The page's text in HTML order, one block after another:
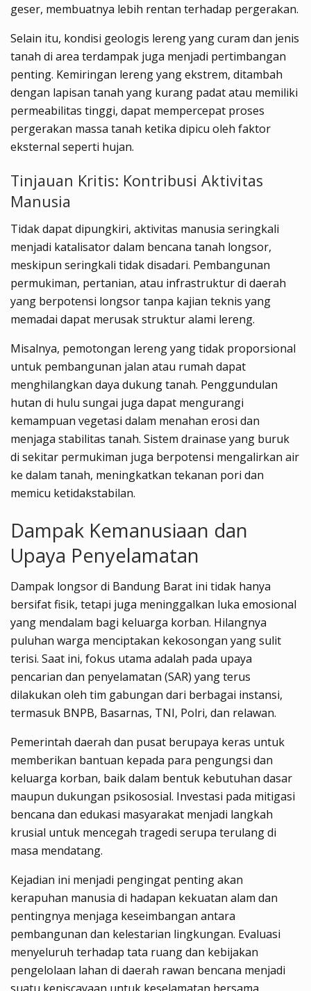
geser, membuatnya lebih rentan terhadap pergerakan.
Selain itu, kondisi geologis lereng yang curam dan jenis
tanah di area terdampak juga menjadi pertimbangan
penting. Kemiringan lereng yang ekstrem, ditambah
dengan lapisan tanah yang kurang padat atau memiliki
permeabilitas tinggi, dapat mempercepat proses
pergerakan massa tanah ketika dipicu oleh faktor
eksternal seperti hujan.
Tinjauan Kritis: Kontribusi Aktivitas
Manusia
Tidak dapat dipungkiri, aktivitas manusia seringkali
menjadi katalisator dalam bencana tanah longsor,
meskipun seringkali tidak disadari. Pembangunan
permukiman, pertanian, atau infrastruktur di daerah
yang berpotensi longsor tanpa kajian teknis yang
memadai dapat merusak struktur alami lereng.
Misalnya, pemotongan lereng yang tidak proporsional
untuk pembangunan jalan atau rumah dapat
menghilangkan daya dukung tanah. Penggundulan
hutan di hulu sungai juga dapat mengurangi
kemampuan vegetasi dalam menahan erosi dan
menjaga stabilitas tanah. Sistem drainase yang buruk
di sekitar permukiman juga berpotensi mengalirkan air
ke dalam tanah, meningkatkan tekanan pori dan
memicu ketidakstabilan.
Dampak Kemanusiaan dan
Upaya Penyelamatan
Dampak longsor di Bandung Barat ini tidak hanya
bersifat fisik, tetapi juga meninggalkan luka emosional
yang mendalam bagi keluarga korban. Hilangnya
puluhan warga menciptakan kekosongan yang sulit
terisi. Saat ini, fokus utama adalah pada upaya
pencarian dan penyelamatan (SAR) yang terus
dilakukan oleh tim gabungan dari berbagai instansi,
termasuk BNPB, Basarnas, TNI, Polri, dan relawan.
Pemerintah daerah dan pusat berupaya keras untuk
memberikan bantuan kepada para pengungsi dan
keluarga korban, baik dalam bentuk kebutuhan dasar
maupun dukungan psikososial. Investasi pada mitigasi
bencana dan edukasi masyarakat menjadi langkah
krusial untuk mencegah tragedi serupa terulang di
masa mendatang.
Kejadian ini menjadi pengingat penting akan
kerapuhan manusia di hadapan kekuatan alam dan
pentingnya menjaga keseimbangan antara
pembangunan dan kelestarian lingkungan. Evaluasi
menyeluruh terhadap tata ruang dan kebijakan
pengelolaan lahan di daerah rawan bencana menjadi